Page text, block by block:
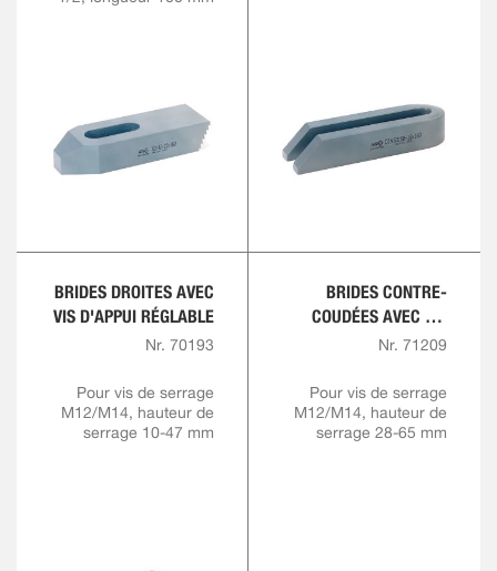
BRIDES DROITES AVEC
VIS D'APPUI RÉGLABLE
Nr. 70193
Pour vis de serrage
M12/M14, hauteur de
serrage 10-47 mm
BRIDES CONTRE-
COUDÉES AVEC VIS
D'APPUI RÉGLABLE
Nr. 71209
Pour vis de serrage
M12/M14, hauteur de
serrage 28-65 mm